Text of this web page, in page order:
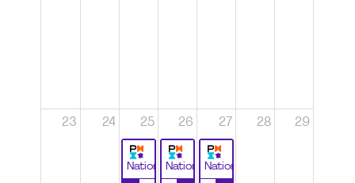
23 24 25
National
26
National
27
National
28 29